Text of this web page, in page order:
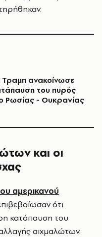
ανακοίνωσε
του πυρός
Ρωσίας - Ουκρανίας
και οι
αμερικανού
ότι
κατάπαυση του
αιχμαλώτων.